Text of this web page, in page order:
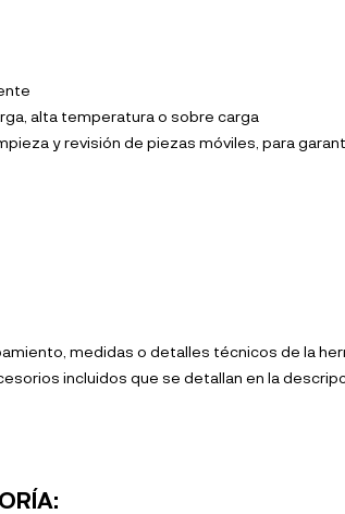
alta temperatura o sobre carga
y revisión de piezas móviles, para
medidas o detalles técnicos de la
incluidos que se detallan en la